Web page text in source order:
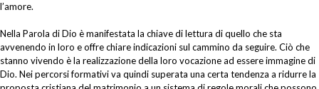
l’amore.
Nella Parola di Dio è manifestata la chiave di lettura di quello che sta
avvenendo in loro e offre chiare indicazioni sul cammino da seguire. Ciò che
stanno vivendo è la realizzazione della loro vocazione ad essere immagine di
Dio. Nei percorsi formativi va quindi superata una certa tendenza a ridurre la